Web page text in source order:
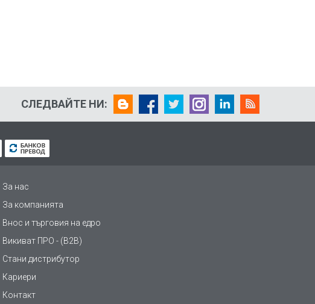
СЛЕДВАЙТЕ НИ:
За нас
За компанията
Внос и търговия на едро
Викиват ПРО - (B2B)
Стани дистрибутор
Кариери
Контакт